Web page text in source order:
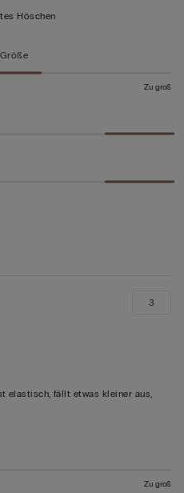
Höschen
Zu groß
elastisch, fällt etwas kleiner aus,
3
Zu groß